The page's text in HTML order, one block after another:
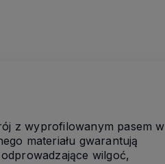
z wyprofilowanym pasem w
materiału gwarantują
wilgoć,